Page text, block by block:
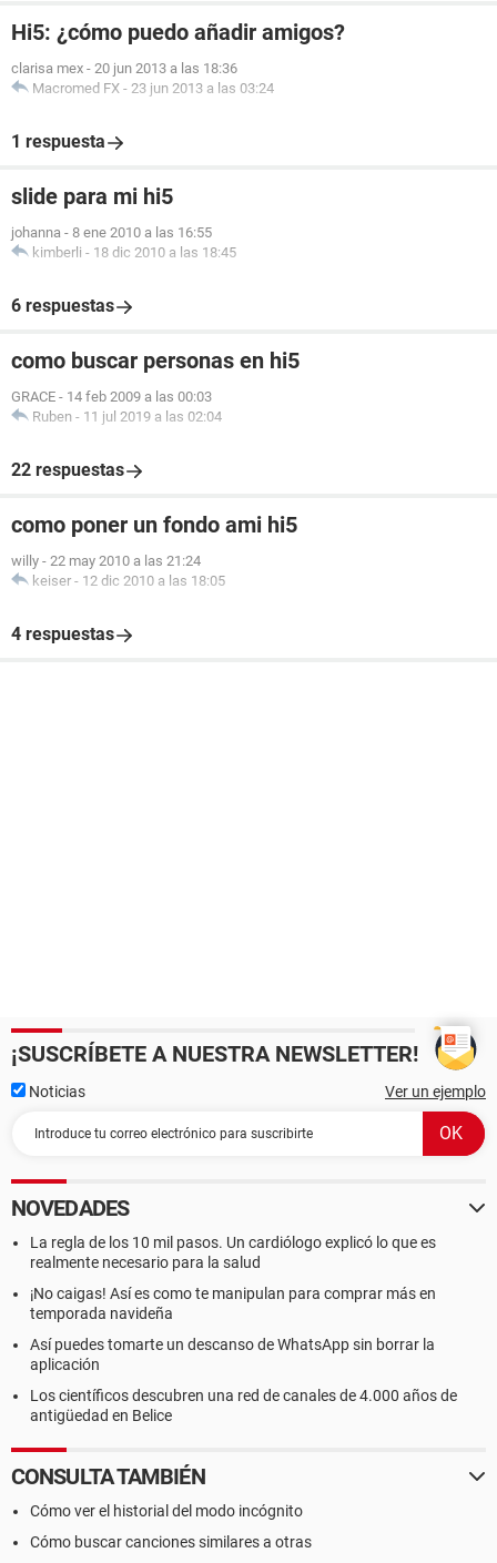
Hi5: ¿cómo puedo añadir amigos?
clarisa mex - 20 jun 2013 a las 18:36
Macromed FX - 23 jun 2013 a las 03:24
1 respuesta
slide para mi hi5
johanna - 8 ene 2010 a las 16:55
kimberli - 18 dic 2010 a las 18:45
6 respuestas
como buscar personas en hi5
GRACE - 14 feb 2009 a las 00:03
Ruben - 11 jul 2019 a las 02:04
22 respuestas
como poner un fondo ami hi5
willy - 22 may 2010 a las 21:24
keiser - 12 dic 2010 a las 18:05
4 respuestas
¡SUSCRÍBETE A NUESTRA NEWSLETTER!
Noticias Ver un ejemplo
NOVEDADES
La regla de los 10 mil pasos. Un cardiólogo explicó lo que es
realmente necesario para la salud
¡No caigas! Así es como te manipulan para comprar más en
temporada navideña
Así puedes tomarte un descanso de WhatsApp sin borrar la
aplicación
Los científicos descubren una red de canales de 4.000 años de
antigüedad en Belice
CONSULTA TAMBIÉN
Cómo ver el historial del modo incógnito
Cómo buscar canciones similares a otras